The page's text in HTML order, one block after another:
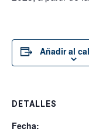
Añadir al
DETALLES
Fecha: